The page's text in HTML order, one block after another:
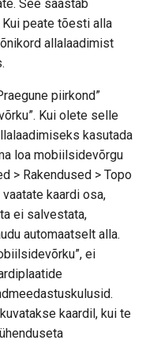
See säästab
peate tõesti alla
allalaadimist
piirkond”
Kui olete selle
kasutada
loa mobiilsidevõrgu
> Rakendused > Topo
kaardi osa,
ei salvestata,
automaatselt alla.
ei
kaardil, kui te